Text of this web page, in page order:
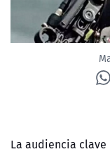
ÁREA DE
La audiencia